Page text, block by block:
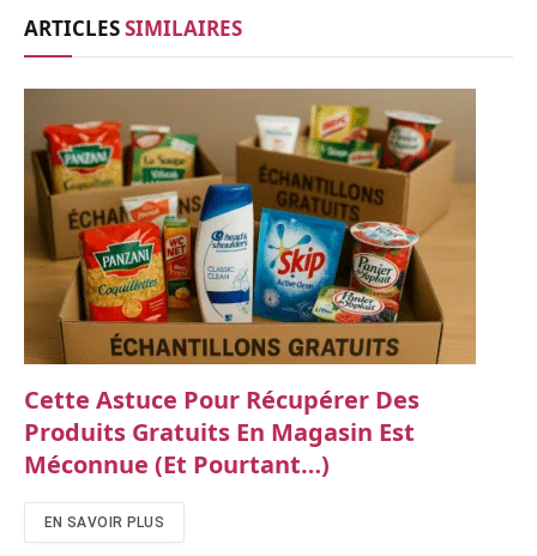
ARTICLESSIMILAIRES
Cette Astuce Pour Récupérer Des
Produits Gratuits En Magasin Est
Méconnue (et Pourtant…)
EN SAVOIR PLUS